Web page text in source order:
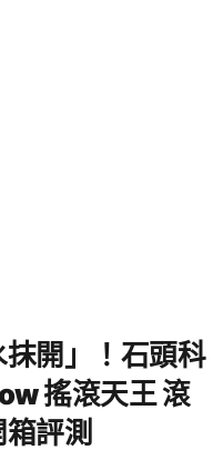
開」！石頭科
搖滾天王 滾
評測